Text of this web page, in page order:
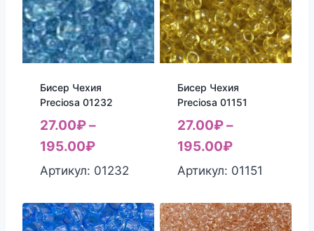
Бисер Чехия
Preciosa 01232
27.00₽–
195.00₽
Артикул: 01232
Бисер Чехия
Preciosa 01151
27.00₽–
195.00₽
Артикул: 01151